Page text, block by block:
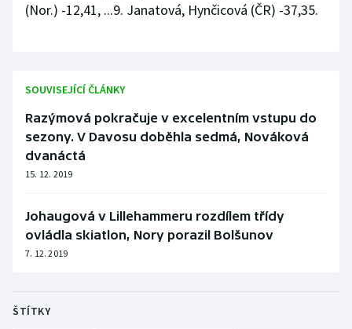
Sportovní střelba
Triatlon
Veslování
Vodní slalom
Ostatní
(Nor.) -12,41, ...9. Janatová, Hynčicová (ČR) -37,35.
SOUVISEJÍCÍ ČLÁNKY
Razýmová pokračuje v excelentním vstupu do
sezony. V Davosu doběhla sedmá, Nováková
dvanáctá
15. 12. 2019
Johaugová v Lillehammeru rozdílem třídy
ovládla skiatlon, Nory porazil Bolšunov
7. 12. 2019
ŠTÍTKY